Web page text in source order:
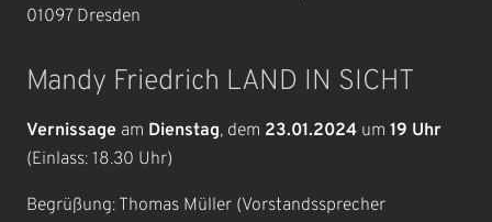
01097 Dresden
Mandy Friedrich LAND IN SICHT
Vernissage am Dienstag, dem 23.01.2024 um 19 Uhr
(Einlass: 18.30 Uhr)
Begrüßung: Thomas Müller (Vorstandssprecher